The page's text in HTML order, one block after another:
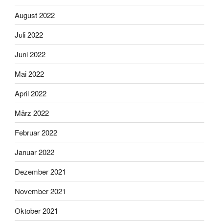
August 2022
Juli 2022
Juni 2022
Mai 2022
April 2022
März 2022
Februar 2022
Januar 2022
Dezember 2021
November 2021
Oktober 2021